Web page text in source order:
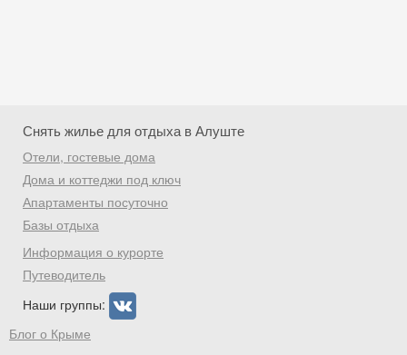
Снять жилье для отдыха в Алуште
Отели, гостевые дома
Дома и коттеджи под ключ
Апартаменты посуточно
Базы отдыха
Информация о курорте
Путеводитель
Наши группы:
Блог о Крыме
Скидка −5%
Хочешь дешевле? Оставь почту и получи
промокод на первое бронирование!